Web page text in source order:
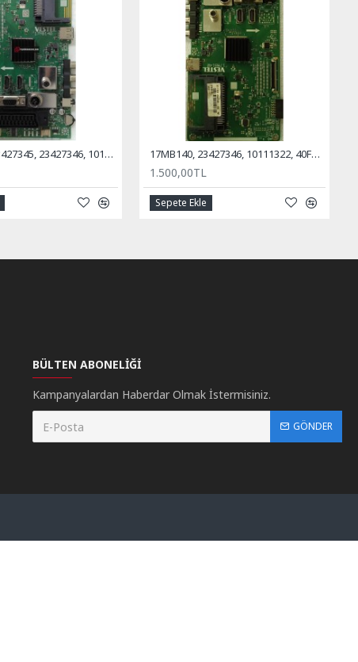
17MB140, 23427345, 23427346, 10113045, Anakart, Main Board, SEG 40SC5600 17MB140, 23427346, 10111322, 40FB5050, VESTEL, Main Board, Anakart
1.500,00TL
Sepete Ekle
BÜLTEN ABONELIĞI
Kampanyalardan Haberdar Olmak İstermisiniz.
GÖNDER